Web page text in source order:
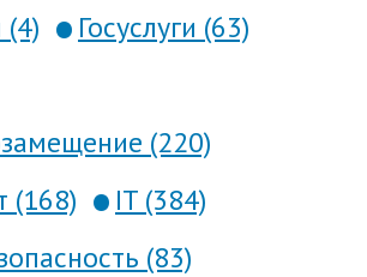
Госуслуги (63)
(220)
(168)
IT (384)
(83)